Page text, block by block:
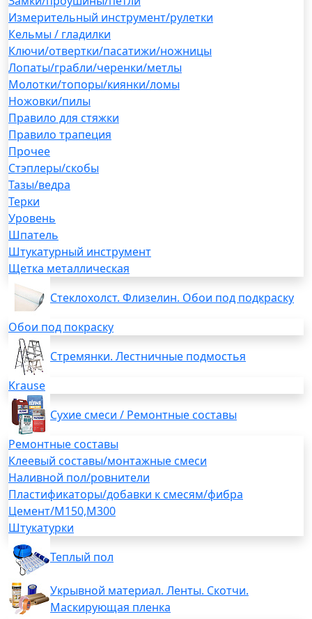
Измерительный инструмент/рулетки
Кельмы / гладилки
Ключи/отвертки/пасатижи/ножницы
Лопаты/грабли/черенки/метлы
Молотки/топоры/киянки/ломы
Ножовки/пилы
Правило для стяжки
Правило трапеция
Прочее
Стэплеры/скобы
Тазы/ведра
Терки
Уровень
Шпатель
Штукатурный инструмент
Щетка металлическая
Стеклохолст. Флизелин. Обои под подкраску
Обои под покраску
Стремянки. Лестничные подмостья
Krause
Сухие смеси / Ремонтные составы
Ремонтные составы
Клеевый составы/монтажные смеси
Наливной пол/ровнители
Пластификаторы/добавки к смесям/фибра
Цемент/М150,М300
Штукатурки
Теплый пол
Укрывной материал. Ленты. Скотчи.
Маскирующая пленка